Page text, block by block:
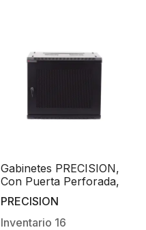
Gabinetes PRECISION,
Con Puerta Perforada,
de 19in, 9UR, 450mm
de Profundidad, Color
Negro
PRECISION
Inventario 16